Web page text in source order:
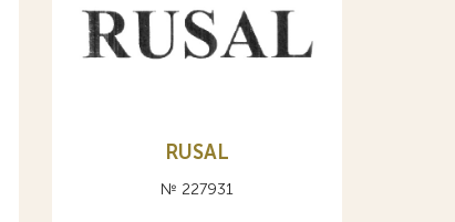
RUSAL
№ 227931